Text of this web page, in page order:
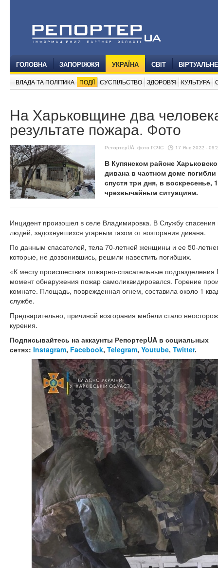
ГОЛОВНА ЗАПОРІЖЖЯ УКРАЇНА СВІТ
ВЛАДА ТА ПОЛІТИКА ПОДІЇ СУСПІЛЬСТВО ЗДОРОВ'Я КУЛЬТУРА
На Харьковщине два
результате пожара. Фото
РепортерUA, фото ГСЧС 17 Янв 2022 -
В Купянском районе
дивана в частном доме
спустя три дня, в
чрезвычайным ситуациям.
Инцидент произошел в селе Владимировка. В Службу
людей, задохнувшихся угарным газом от возгорания дивана.
По данным спасателей, тела 70-летней женщины и ее 50-
которые, не дозвонившись, решили навестить погибших.
«К месту происшествия пожарно-спасательные
момент обнаружения пожар самоликвидировался. Горение
комнате. Площадь, поврежденная огнем, составила около 1
службе.
Предварительно, причиной возгорания мебели стало
курения.
Подписывайтесь на аккаунты РепортерUA в социальных
сетях: Instagram, Facebook, Telegram, Youtube, Twitter.